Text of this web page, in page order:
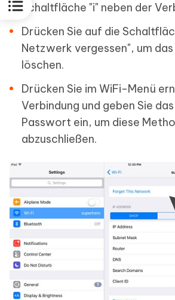
Schaltfläche "i" neben der
Drücken Sie auf die
Netzwerk vergessen", um
löschen.
Drücken Sie im WiFi-Menü
Verbindung und geben Sie
Passwort ein, um diese
abzuschließen.